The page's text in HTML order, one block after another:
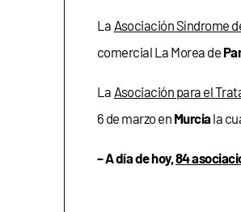
La Asociación Síndrome
comercial La Morea de
La Asociación para el
6 de marzo en Murcia la
– A día de hoy,84